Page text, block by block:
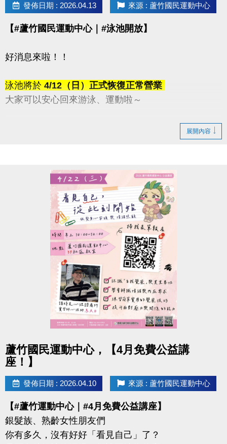
發佈日期 : 2026.04.13 來源 : 蘆竹國民運動中心
【#蘆竹國民運動中心｜#泳池開放】
好消息來啦！！
泳池將於4/12（日）正式恢復正常營業
大家可以安心回來游泳、運動啦～
-洽詢專線：03-2639066 #115、116
-官網 :
https://www.lzsports.com.tw/zh_TW/news/pageID/1/
-FB : 桃園市蘆竹國民運動中心
-IG : @luzhusports
展開內容
蘆竹國民運動中心，【4月免費公益講
座！】
發佈日期 : 2026.04.10 來源 : 蘆竹國民運動中心
【#蘆竹運動中心｜#4月免費公益講座】
銀髮族、熟齡女性朋友們
你有多久，沒有好好「看見自己」了？